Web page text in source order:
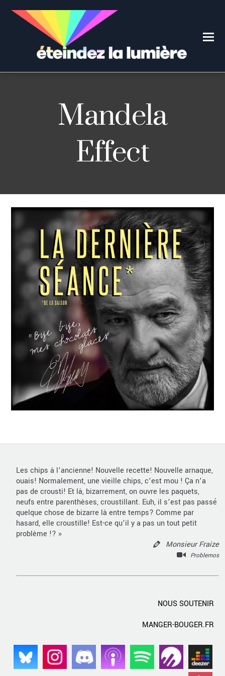
Mandela
Effect
Les chips à l’ancienne! Nouvelle recette! Nouvelle arnaque,
ouais! Normalement, une vieille chips, c’est mou ! Ça n’a
pas de crousti! Et là, bizarrement, on ouvre les paquets,
neufs entre parenthèses, croustillant. Euh, il s’est pas passé
quelque chose de bizarre là entre temps? Comme par
hasard, elle croustille! Est-ce qu’il y a pas un tout petit
problème !? »
Monsieur Fraize
Problemos
NOUS SOUTENIR
MANGER-BOUGER.FR